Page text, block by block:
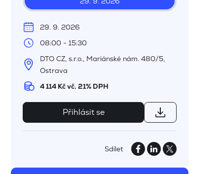
29. 9. 2026
08:00 - 15:30
DTO CZ, s.r.o., Mariánské nám. 480/5,
Ostrava
4 114 Kč vč. 21% DPH
Přihlásit se
Sdílet